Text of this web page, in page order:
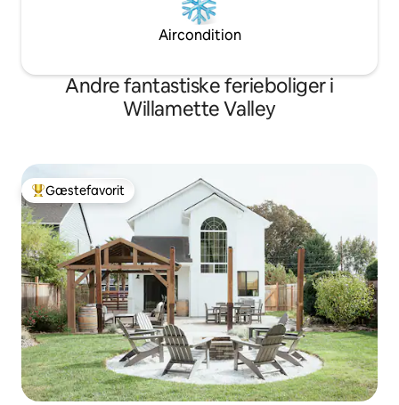
Aircondition
Andre fantastiske ferieboliger i
Willamette Valley
Bedste gæstefavorit
Gæstefavorit